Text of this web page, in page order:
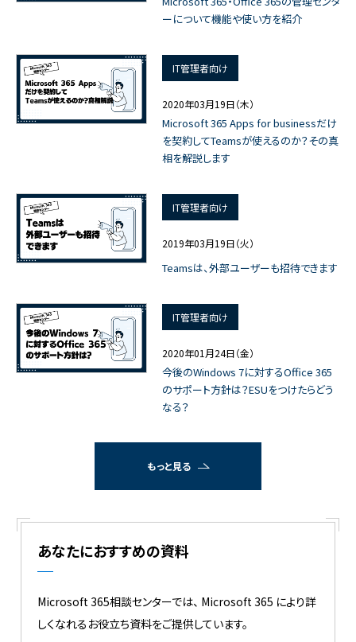
ーについて機能や使い方を紹介
IT管理者向け
2020年03月19日（木）
Microsoft 365 Apps for businessだけ
を契約してTeamsが使えるのか？その真
相を解説します
IT管理者向け
2019年03月19日（火）
Teamsは、外部ユーザーも招待できます
IT管理者向け
2020年01月24日（金）
今後のWindows 7に対するOffice 365
のサポート方針は？ESUをつけたらどう
なる？
もっと見る
あなたにおすすめの資料
Microsoft 365相談センターでは、 Microsoft 365 により詳
しくなれるお役立ち資料をご提供しています。